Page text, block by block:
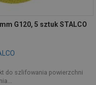
G120, 5 sztuk STALCO
do szlifowania powierzchni